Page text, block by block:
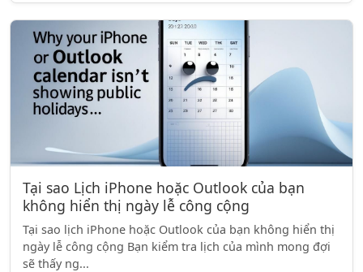
Tại sao Lịch iPhone hoặc Outlook của bạn
không hiển thị ngày lễ công cộng
Tại sao lịch iPhone hoặc Outlook của bạn không hiển thị
ngày lễ công cộng Bạn kiểm tra lịch của mình mong đợi
sẽ thấy ng...